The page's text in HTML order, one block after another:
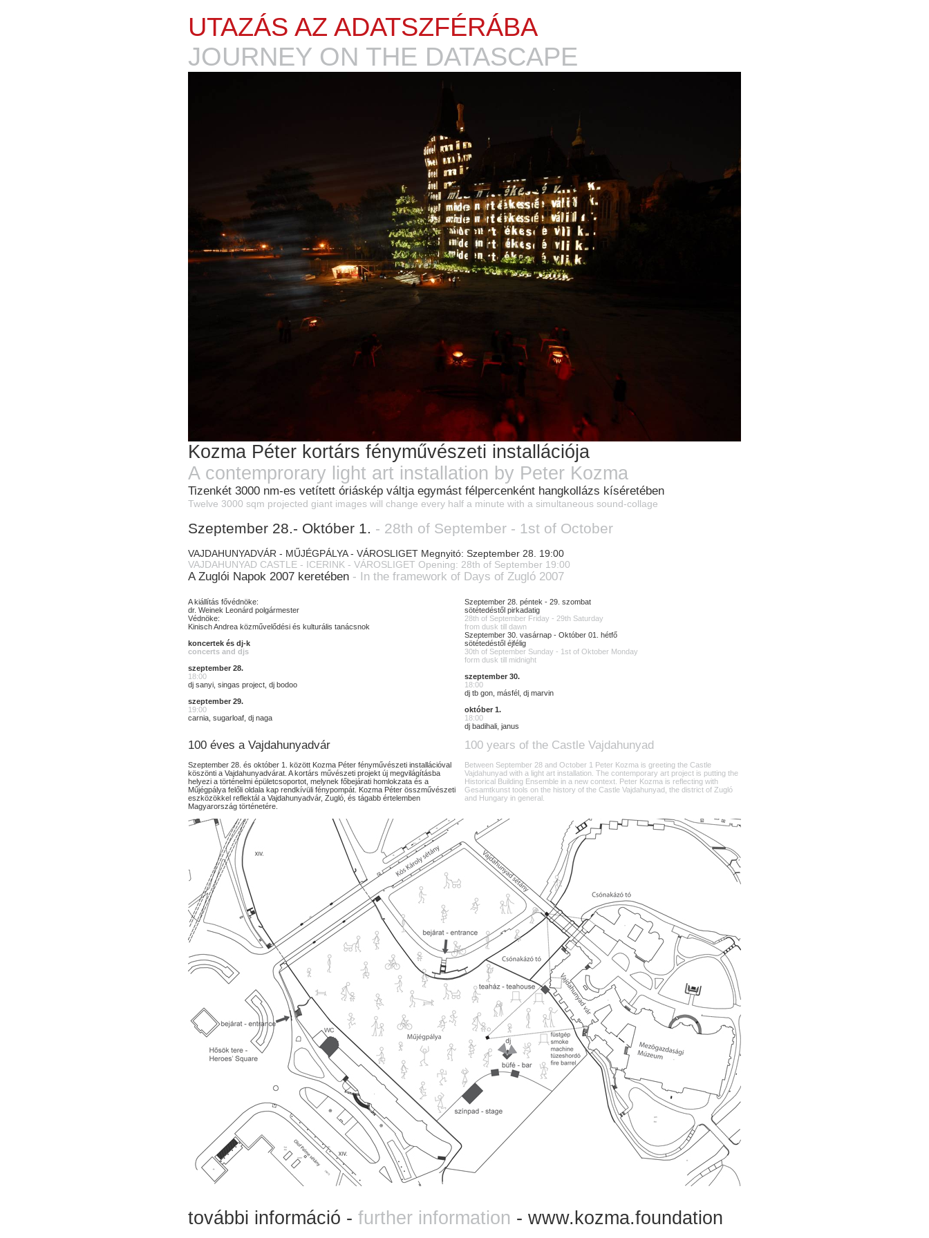
UTAZÁS AZ ADATSZFÉRÁBA
JOURNEY ON THE DATASCAPE
Kozma Péter kortárs fényművészeti installációja
A contemprorary light art installation by Peter Kozma
Tizenkét 3000 nm-es vetített óriáskép váltja egymást félpercenként hangkollázs kíséretében
Twelve 3000 sqm projected giant images will change every half a minute with a simultaneous sound-collage
Szeptember 28.- Október 1. - 28th of September - 1st of October
VAJDAHUNYADVÁR - MŰJÉGPÁLYA - VÁROSLIGET Megnyitó: Szeptember 28. 19:00
VAJDAHUNYAD CASTLE - ICERINK - VÁROSLIGET Opening: 28th of September 19:00
A Zuglói Napok 2007 keretében - In the framework of Days of Zugló 2007
A kiállítás fővédnöke:
dr. Weinek Leonárd polgármester
Védnöke:
Kinisch Andrea közművelődési és kulturális tanácsnok
koncertek és dj-k
concerts and djs
szeptember 28.
18:00
dj sanyi, singas project, dj bodoo
szeptember 29.
19:00
carnia, sugarloaf, dj naga
Szeptember 28. péntek - 29. szombat
sötétedéstől pirkadatig
28th of September Friday - 29th Saturday
from dusk till dawn
Szeptember 30. vasárnap - Október 01. hétfő
sötétedéstől éjfélig
30th of September Sunday - 1st of Oktober Monday
form dusk till midnight
szeptember 30.
18:00
dj tb gon, másfél, dj marvin
október 1.
18:00
dj badihali, janus
100 éves a Vajdahunyadvár 100 years of the Castle Vajdahunyad
Szeptember 28. és október 1. között Kozma Péter fényművészeti installációval
köszönti a Vajdahunyadvárat. A kortárs művészeti projekt új megvilágításba
helyezi a történelmi épületcsoportot, melynek főbejárati homlokzata és a
Műjégpálya felőli oldala kap rendkívüli fénypompát. Kozma Péter összművészeti
eszközökkel reflektál a Vajdahunyadvár, Zugló, és tágabb értelemben
Magyarország történetére.
Between September 28 and October 1 Peter Kozma is greeting the Castle
Vajdahunyad with a light art installation. The contemporary art project is putting the
Historical Building Ensemble in a new context. Peter Kozma is reflecting with
Gesamtkunst tools on the history of the Castle Vajdahunyad, the district of Zugló
and Hungary in general.
további információ - further information - www.kozma.foundation